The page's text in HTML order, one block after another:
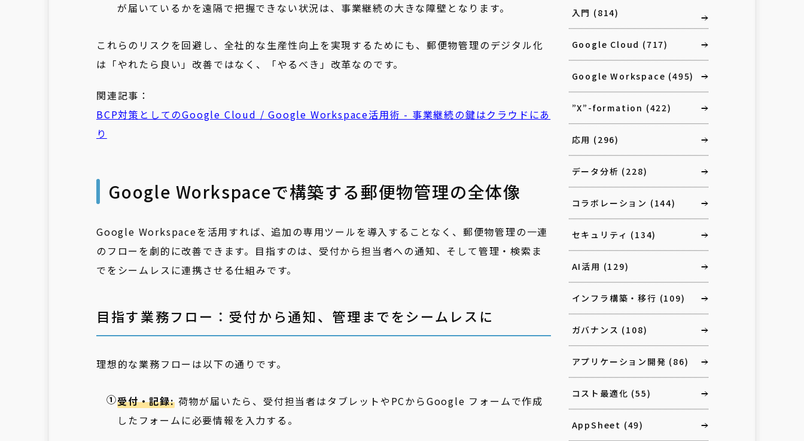
が届いているかを遠隔で把握できない状況は、事業継続の大きな障壁となります。
これらのリスクを回避し、全社的な生産性向上を実現するためにも、郵便物管理のデジタル化
は「やれたら良い」改善ではなく、「やるべき」改革なのです。
関連記事：
BCP対策としてのGoogle Cloud / Google Workspace活用術 - 事業継続の鍵はクラウドにあ
り
Google Workspaceで構築する郵便物管理の全体像
Google Workspaceを活用すれば、追加の専用ツールを導入することなく、郵便物管理の一連
のフローを劇的に改善できます。目指すのは、受付から担当者への通知、そして管理・検索ま
でをシームレスに連携させる仕組みです。
目指す業務フロー：受付から通知、管理までをシームレスに
理想的な業務フローは以下の通りです。
受付・記録:荷物が届いたら、受付担当者はタブレットやPCからGoogle フォームで作成
したフォームに必要情報を入力する。
入門 (814)
Google Cloud (717)
Google Workspace (495)
”X”-formation (422)
応用 (296)
データ分析 (228)
コラボレーション (144)
セキュリティ (134)
AI活用 (129)
インフラ構築・移行 (109)
ガバナンス (108)
アプリケーション開発 (86)
コスト最適化 (55)
AppSheet (49)